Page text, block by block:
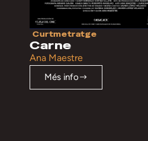
Curtmetratge
Carne
Ana Maestre
Més info